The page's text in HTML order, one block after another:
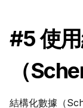
#5 使
（
結構化數據（